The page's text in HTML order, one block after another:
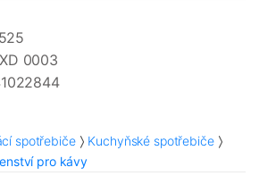
0003
spotřebiče
Kuchyňské spotřebiče
pro kávy